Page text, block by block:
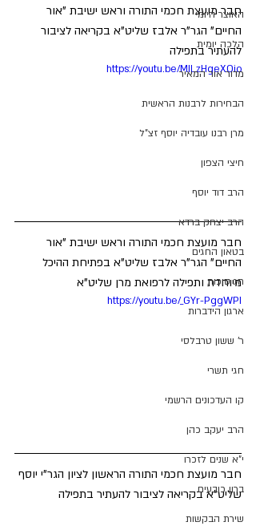
האוצר היומי
הלכה יומית
מדור אור המאיר
הבחירות לרבנות הראשית
מרן רבנו עובדיה יוסף זצ"ל
חיצי הצפון
הרב דוד יוסף
הרב יצחק ברדא
בטאון החגים
חג סוכות
ארגון הידברות
ר' ששון טרבלסי
חגי תשרי
קו העדכונים הרשמי
הרב יעקב כהן
י"א שנים לזכרו
ברון כובעים
שירת הבקשות
חבר מועצת חכמי התורה וראש ישיבת "אור
החיים" הגר"ר אלבז שליט"א בקריאה לציבור
להעתיר בתפילה
https://youtu.be/MILzHgeXOio
חבר מועצת חכמי התורה וראש ישיבת "אור
החיים" הגר"ר אלבז שליט"א בפתיחת ההיכל
מיוחדת ותפילה לרפואת מרן שליט"א
https://youtu.be/_GYr-PggWPI
חבר מועצת חכמי התורה הראשון לציון הגר"י יוסף
שליט"א בקריאה לציבור להעתיר בתפילה